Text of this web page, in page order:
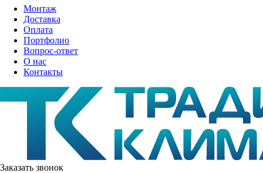
Монтаж
Доставка
Оплата
Портфолио
Вопрос-ответ
О нас
Контакты
Заказать звонок